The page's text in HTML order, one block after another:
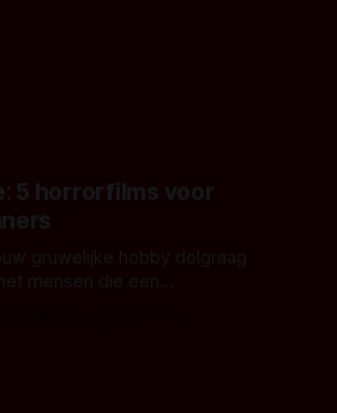
5 horrorfilms voor
gruwelijke hobby dolgraag
mensen die een